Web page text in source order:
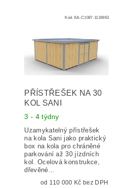
Kód:KA-C1087-1134963
PŘÍSTŘEŠEK NA 30
KOL SANI
3 - 4 týdny
Uzamykatelný přístřešek
na kola Sani jako praktický
box na kola pro chráněné
parkování až 30 jízdních
kol. Ocelová konstrukce,
dřevěné...
od 110 000 Kč bez DPH